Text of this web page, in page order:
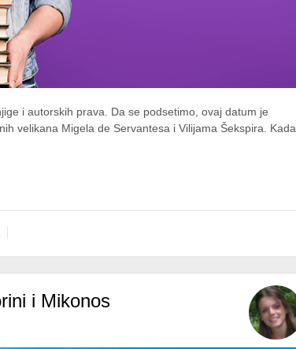
i autorskih prava. Da se podsetimo, ovaj datum je
velikana Migela de Servantesa i Vilijama Šekspira. Kada
i Mikonos